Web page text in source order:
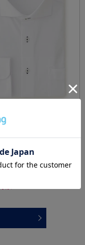
ーアイロン】長袖アイシャツ
形態安定ストレッチ防汚効果吸
4,390円 (税込)